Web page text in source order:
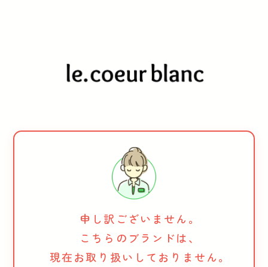
申し訳ございません。
こちらのブランドは、
現在お取り扱いしておりません。